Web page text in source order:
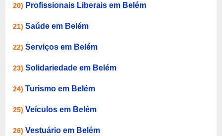
20) Profissionais Liberais em Belém
21)Saúde em Belém
22)Serviços em Belém
23)Solidariedade em Belém
24)Turismo em Belém
25)Veículos em Belém
26)Vestuário em Belém